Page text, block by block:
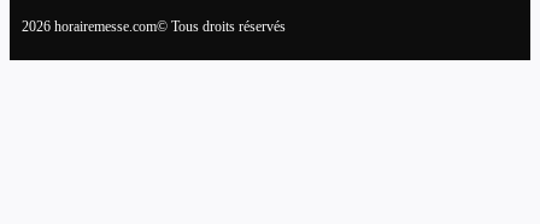
2026 horairemesse.com© Tous droits réservés